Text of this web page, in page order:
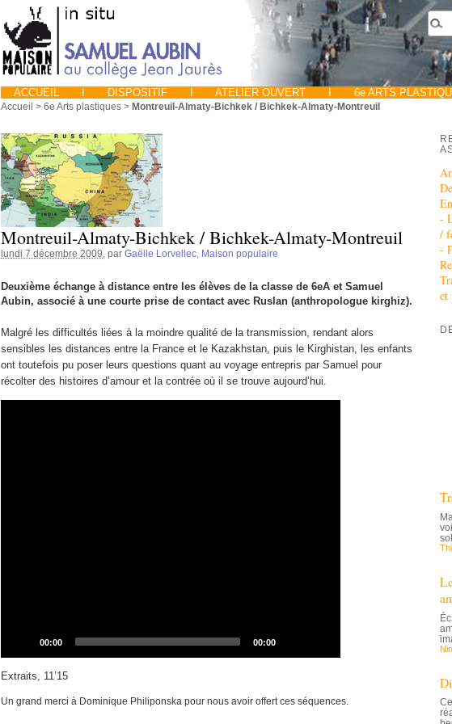
ACCUEIL I DISPOSITIF I ATELIER OUVERT I 6e ARTS
Accueil > 6e Arts plastiques > Montreuil-Almaty-Bichkek / Bichkek-Almaty-Montreuil
Montreuil-Almaty-Bichkek / Bichkek-Almaty-Montreuil
lundi 7 décembre 2009 , par Gaëlle Lorvellec Maison populaire
Deuxième échange à distance entre les élèves de la classe de 6eA et Samuel
Aubin, associé à une courte prise de contact avec Ruslan (anthropologue kirghiz).
Malgré les difficultés liées à la moindre qualité de la transmission, rendant alors
sensibles les distances entre la France et le Kazakhstan, puis le Kirghistan, les enfants
ont toutefois pu poser leurs questions quant au voyage entrepris par Samuel pour
récolter des histoires d’amour et la contrée où il se trouve aujourd’hui.
Current
00:00
Total
00:00
Extraits, 11’15
Un grand merci à Dominique Philiponska pour nous avoir offert ces séquences.
-
/
-
et